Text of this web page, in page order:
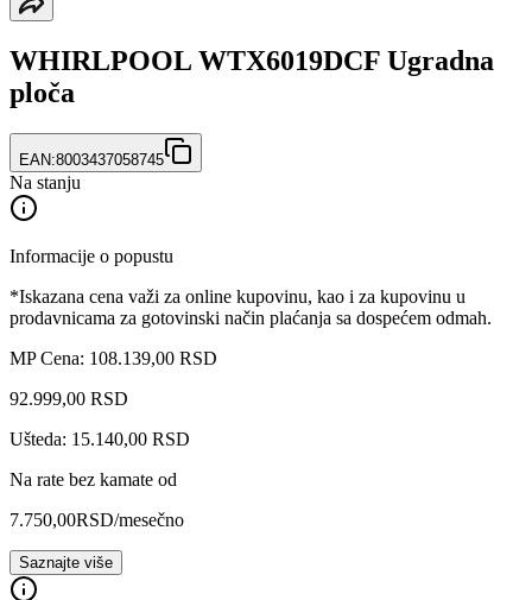
WHIRLPOOL WTX6019DCF Ugradna
ploča
EAN:8003437058745
Na stanju
Informacije o popustu
*Iskazana cena važi za online kupovinu, kao i za kupovinu u
prodavnicama za gotovinski način plaćanja sa dospećem odmah.
MP Cena: 108.139,00 RSD
92.999,00 RSD
Ušteda: 15.140,00 RSD
Na rate bez kamate od
7.750,00RSD/mesečno
Saznajte više